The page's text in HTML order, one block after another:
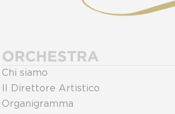
ORCHESTRA
Chi siamo
Il Direttore Artistico
Organigramma